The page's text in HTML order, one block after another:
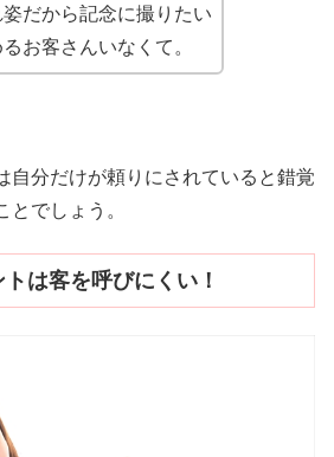
だから記念に撮りたい
お客さんいなくて。
自分だけが頼りにされていると錯覚
とでしょう。
は客を呼びにくい！